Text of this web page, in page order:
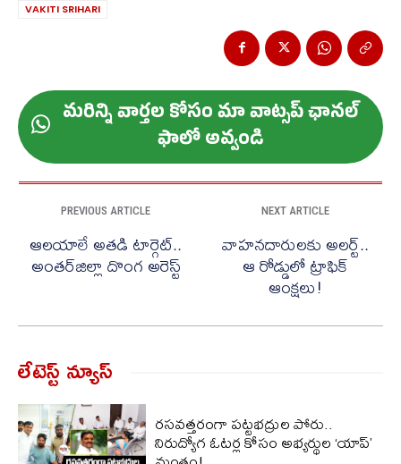
VAKITI SRIHARI
మ‌రిన్ని వార్త‌ల కోసం మా వాట్స‌ప్ ఛాన‌ల్
ఫాలో అవ్వండి
PREVIOUS ARTICLE
ఆలయాలే అతడి టార్గెట్..
అంతర్‌జిల్లా దొంగ అరెస్ట్
NEXT ARTICLE
వాహనదారులకు అలర్ట్..
ఆ రోడ్డులో ట్రాఫిక్
ఆంక్షలు!
లేటెస్ట్ న్యూస్‌
రసవత్తరం‌గా పట్టభద్రుల పోరు..
నిరుద్యోగ ఓటర్ల కోసం అభ్యర్థుల ‘యాప్’